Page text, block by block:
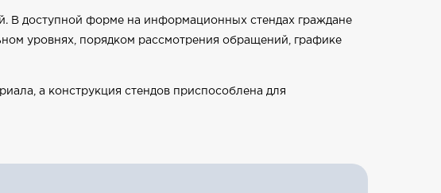
В доступной форме на информационных стендах граждане
уровнях, порядком рассмотрения обращений, графике
а конструкция стендов приспособлена для